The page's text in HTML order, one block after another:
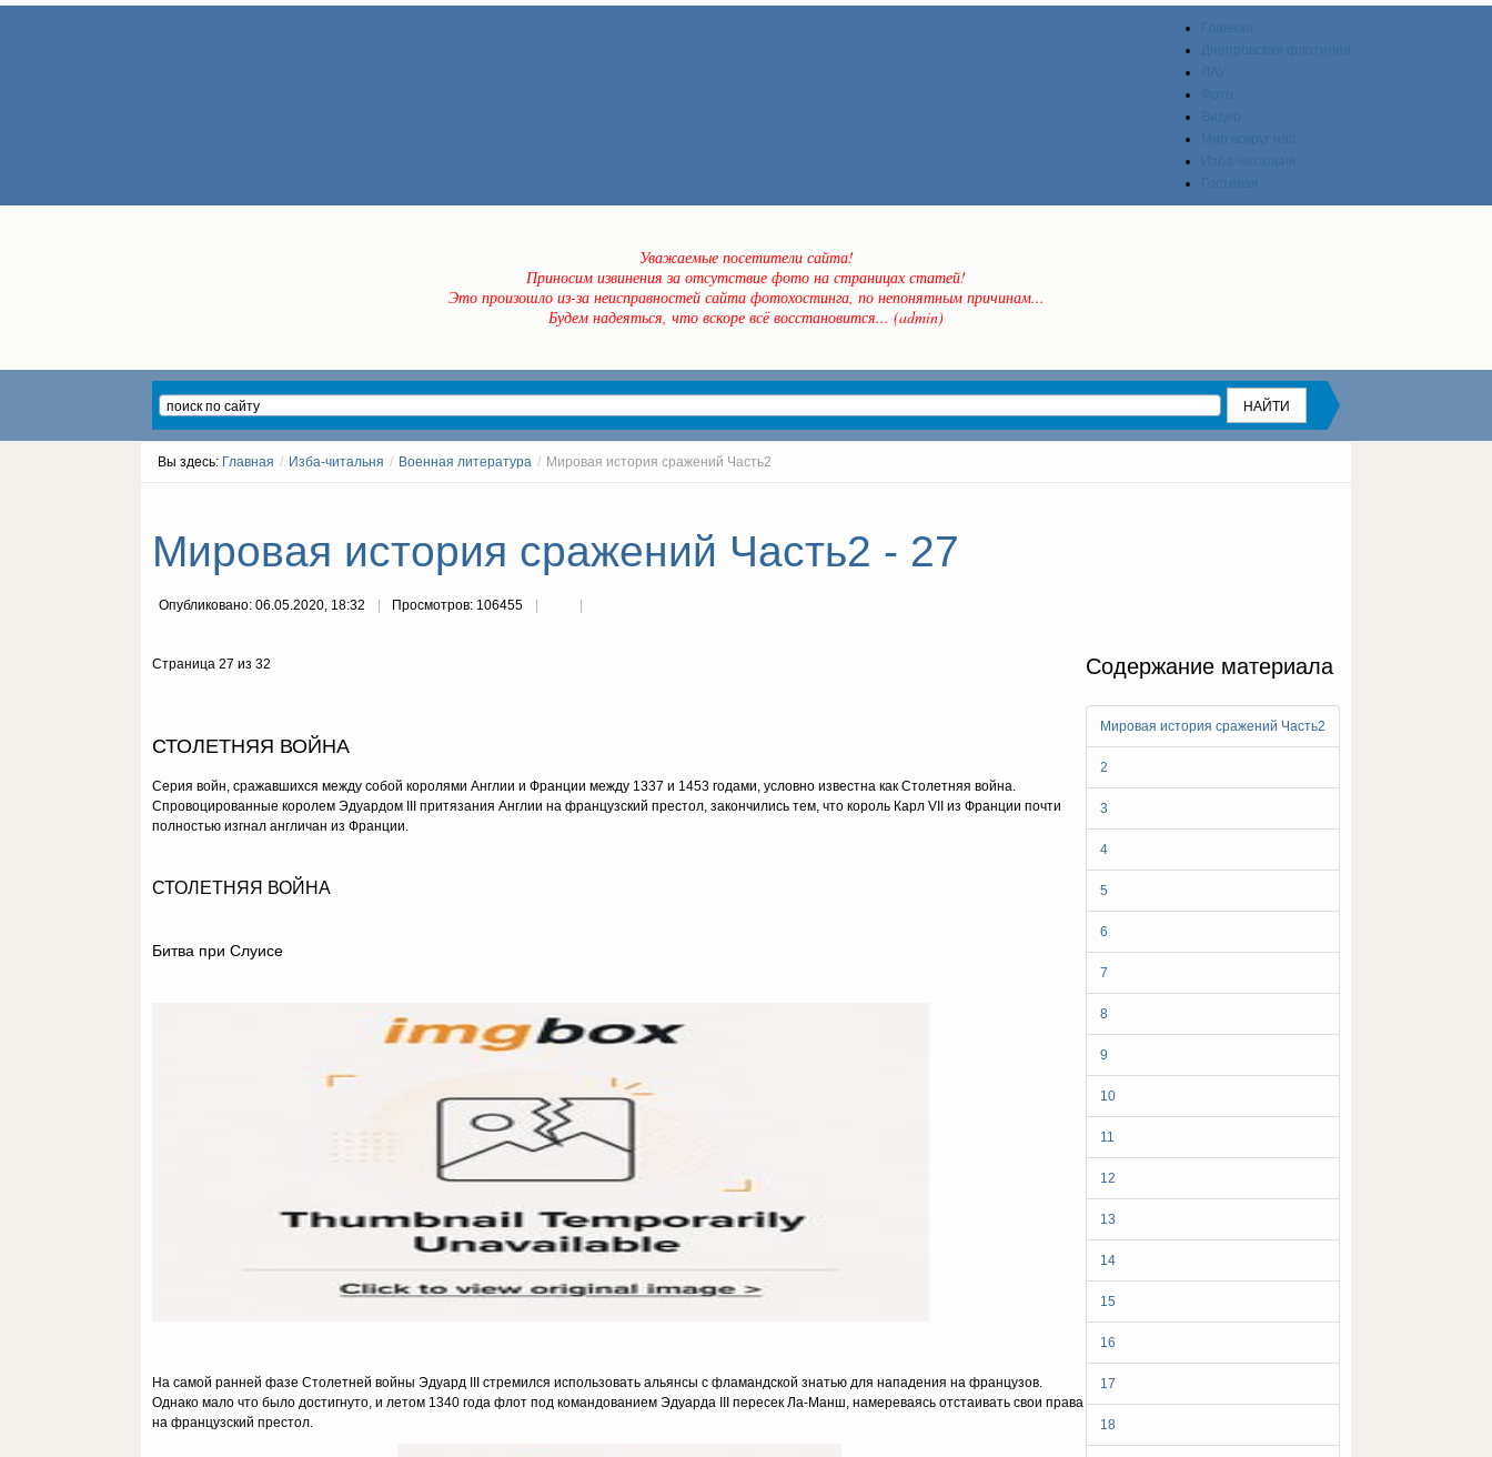
Уважаемые посетители сайта!
Приносим извинения за отсутствие фото на страницах статей!
Это произошло из-за неисправностей сайта фотохостинга, по непонятным причинам...
Будем надеяться, что вскоре всё восстановится... (admin)
Вы здесь: Главная / Изба-читальня / Военная литература / Мировая история сражений Часть2
Мировая история сражений Часть2 - 27
Опубликовано: 06.05.2020, 18:32 Просмотров: 106455
Содержание материала
Мировая история сражений Часть2
2
3
4
5
6
7
8
9
10
11
12
13
14
15
16
17
18
Страница 27 из 32
СТОЛЕТНЯЯ ВОЙНА
Серия войн, сражавшихся между собой королями Англии и Франции между 1337 и 1453 годами, условно известна как Столетняя война.
Спровоцированные королем Эдуардом III притязания Англии на французский престол, закончились тем, что король Карл VII из Франции почти
полностью изгнал англичан из Франции.
СТОЛЕТНЯЯ ВОЙНА
Битва при Слуисе
На самой ранней фазе Столетней войны Эдуард III стремился использовать альянсы с фламандской знатью для нападения на французов.
Однако мало что было достигнуто, и летом 1340 года флот под командованием Эдуарда III пересек Ла-Манш, намереваясь отстаивать свои права
на французский престол.